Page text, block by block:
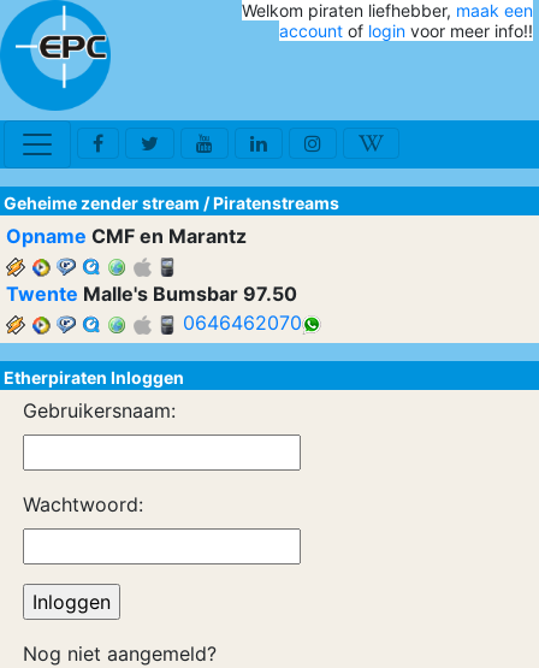
Welkom piraten liefhebber, maak een
account of login voor meer info!!
Geheime zender stream /Piratenstreams
Opname CMF en Marantz
Twente Malle's Bumsbar 97.50
0646462070
Etherpiraten Inloggen
Gebruikersnaam:
Wachtwoord:
Nog niet aangemeld?